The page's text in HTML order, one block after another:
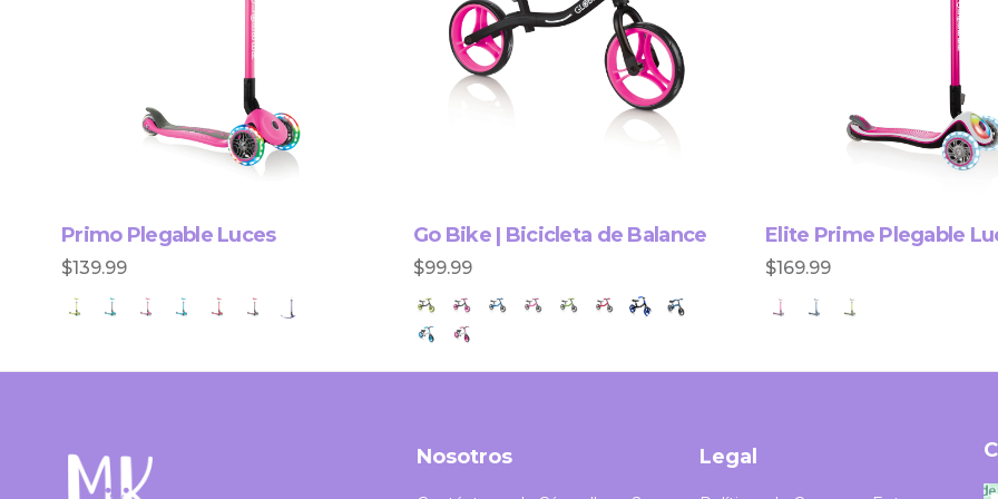
Primo Plegable Luces
$139.99
Go Bike | Bicicleta de Balance
$99.99
Elite Prime Plegable
$169.99
Nosotros Legal